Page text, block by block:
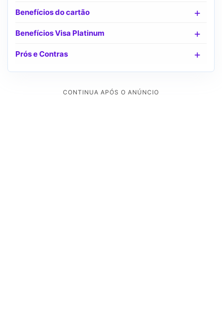
Benefícios do cartão
Benefícios Visa Platinum
Prós e Contras